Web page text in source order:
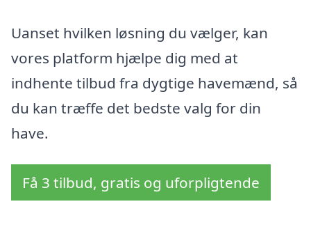
Uanset hvilken løsning du vælger, kan
vores platform hjælpe dig med at
indhente tilbud fra dygtige havemænd, så
du kan træffe det bedste valg for din
have.
Få 3 tilbud, gratis og uforpligtende